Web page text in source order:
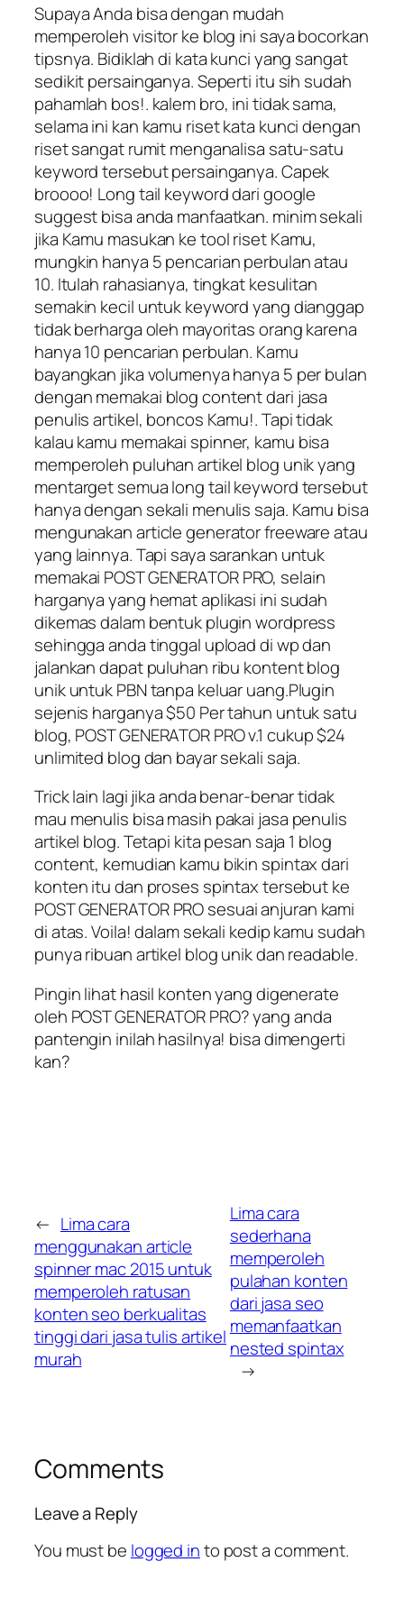
Supaya Anda bisa dengan mudah
memperoleh visitor ke blog ini saya bocorkan
tipsnya. Bidiklah di kata kunci yang sangat
sedikit persainganya. Seperti itu sih sudah
pahamlah bos!. kalem bro, ini tidak sama,
selama ini kan kamu riset kata kunci dengan
riset sangat rumit menganalisa satu-satu
keyword tersebut persainganya. Capek
broooo! Long tail keyword dari google
suggest bisa anda manfaatkan. minim sekali
jika Kamu masukan ke tool riset Kamu,
mungkin hanya 5 pencarian perbulan atau
10. Itulah rahasianya, tingkat kesulitan
semakin kecil untuk keyword yang dianggap
tidak berharga oleh mayoritas orang karena
hanya 10 pencarian perbulan. Kamu
bayangkan jika volumenya hanya 5 per bulan
dengan memakai blog content dari jasa
penulis artikel, boncos Kamu!. Tapi tidak
kalau kamu memakai spinner, kamu bisa
memperoleh puluhan artikel blog unik yang
mentarget semua long tail keyword tersebut
hanya dengan sekali menulis saja. Kamu bisa
mengunakan article generator freeware atau
yang lainnya. Tapi saya sarankan untuk
memakai POST GENERATOR PRO, selain
harganya yang hemat aplikasi ini sudah
dikemas dalam bentuk plugin wordpress
sehingga anda tinggal upload di wp dan
jalankan dapat puluhan ribu kontent blog
unik untuk PBN tanpa keluar uang.Plugin
sejenis harganya $50 Per tahun untuk satu
blog, POST GENERATOR PRO v.1 cukup $24
unlimited blog dan bayar sekali saja.
Trick lain lagi jika anda benar-benar tidak
mau menulis bisa masih pakai jasa penulis
artikel blog. Tetapi kita pesan saja 1 blog
content, kemudian kamu bikin spintax dari
konten itu dan proses spintax tersebut ke
POST GENERATOR PRO sesuai anjuran kami
di atas. Voila! dalam sekali kedip kamu sudah
punya ribuan artikel blog unik dan readable.
Pingin lihat hasil konten yang digenerate
oleh POST GENERATOR PRO? yang anda
pantengin inilah hasilnya! bisa dimengerti
kan?
← Lima cara
menggunakan article
spinner mac 2015 untuk
memperoleh ratusan
konten seo berkualitas
tinggi dari jasa tulis artikel
murah
Lima cara
sederhana
memperoleh
pulahan konten
dari jasa seo
memanfaatkan
nested spintax
→
Comments
Leave a Reply
You must be logged into post a comment.